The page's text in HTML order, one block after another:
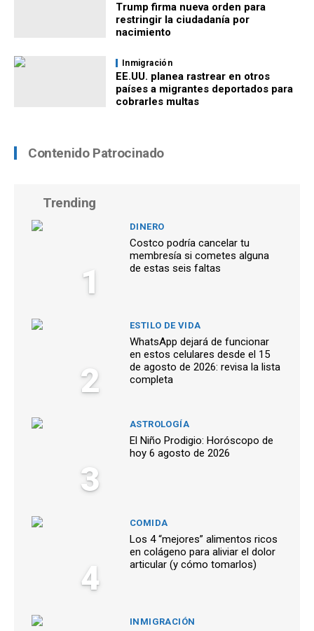
Trump firma nueva orden para
restringir la ciudadanía por
nacimiento
Inmigración
EE.UU. planea rastrear en otros
países a migrantes deportados para
cobrarles multas
Contenido Patrocinado
Trending
1
DINERO
Costco podría cancelar tu
membresía si cometes alguna
de estas seis faltas
2
ESTILO DE VIDA
WhatsApp dejará de funcionar
en estos celulares desde el 15
de agosto de 2026: revisa la lista
completa
3
ASTROLOGÍA
El Niño Prodigio: Horóscopo de
hoy 6 agosto de 2026
4
COMIDA
Los 4 “mejores” alimentos ricos
en colágeno para aliviar el dolor
articular (y cómo tomarlos)
INMIGRACIÓN